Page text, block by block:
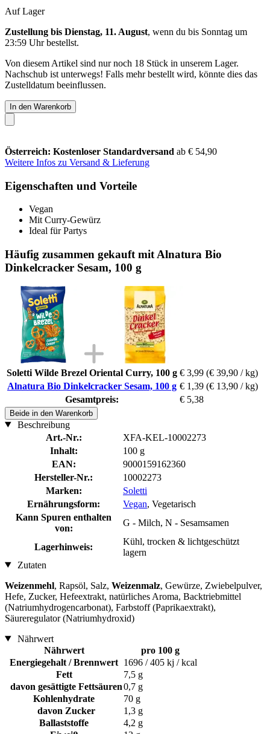
Auf Lager
Zustellung bis Dienstag, 11. August, wenn du bis Sonntag um
23:59 Uhrbestellst.
Von diesem Artikel sind nur noch 18 Stück in unserem Lager.
Nachschub ist unterwegs! Falls mehr bestellt wird, könnte dies das
Zustelldatum beeinflussen.
In den Warenkorb
Österreich: Kostenloser Standardversand ab € 54,90
Weitere Infos zu Versand & Lieferung
Eigenschaften und Vorteile
Vegan
Mit Curry-Gewürz
Ideal für Partys
Häufig zusammen gekauft mit Alnatura Bio
Dinkelcracker Sesam, 100 g
Soletti Wilde Brezel Oriental Curry, 100 g € 3,99 (€ 39,90 / kg)
Alnatura Bio Dinkelcracker Sesam, 100 g € 1,39 (€ 13,90 / kg)
Gesamtpreis:
€ 5,38
Beide in den Warenkorb
Beschreibung
Art.-Nr.:
XFA-KEL-10002273
Inhalt:
100 g
EAN:
9000159162360
Hersteller-Nr.:
10002273
Marken:
Soletti
Ernährungsform:
Vegan, Vegetarisch
Kann Spuren enthalten
von:
G - Milch, N - Sesamsamen
Lagerhinweis:
Kühl, trocken & lichtgeschützt
lagern
Zutaten
Weizenmehl, Rapsöl, Salz, Weizenmalz, Gewürze, Zwiebelpulver,
Hefe, Zucker, Hefeextrakt, natürliches Aroma, Backtriebmittel
(Natriumhydrogencarbonat), Farbstoff (Paprikaextrakt),
Säureregulator (Natriumhydroxid)
Nährwert
Nährwert
pro 100 g
Energiegehalt / Brennwert 1696 / 405 kj / kcal
Fett
7,5 g
davon gesättigte Fettsäuren0,7 g
Kohlenhydrate
70 g
davon Zucker
1,3 g
Ballaststoffe
4,2 g